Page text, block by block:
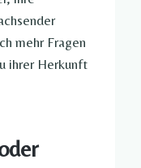
mehr Fragen
ihrer Herkunft